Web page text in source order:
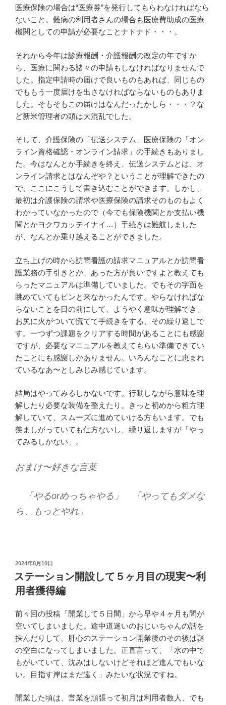
医療保険の場合は“医療券”を発行してもらわなければなら
ないこと。難病の利用者さんの場合も医療費助成の医療
機関としての申請が必要なことナドナド・・・。
それから今年は診療報酬・介護報酬の改定の年ですか
ら、医療に関わる諸々の申請もしなければなりませんで
した。指定申請時の届けで良いものもあれば、同じもの
でももう一度届けを出さなければならないものもありま
した。そもそもこの届けはなんだったかしら・・・？な
ど新米管理者の頭は大混乱でした。
そして、介護保険の「伝送システム」医療保険の「オン
ライン資格確認・オンライン請求」の手続きもありまし
た。今はなんとか手続きを終え、伝送システムとは、オ
ンライン請求とはなんぞや？ということが理解できたの
で、ここにこうして書き込むことができます。しかし、
最初は介護保険の請求や医療保険の請求そのものもよく
わかっていなかったので（今でも保険機関とか支払い機
関とかヨクワカッテイナイ…）手続きは難航しました
が、なんとか乗り越えることができました。
立ち上げの時から訪問看護の請求マニュアルとか訪問看
護業務の手引きとか、あった方が良いですよと教えても
らったマニュアルは準備していました。でもその字面を
眺めていてもピンと来なかったんです。やらなければな
らないことを目の前にして、ようやく意味が理解でき、
お尻に火がついて慌てて手続きをする、その繰り返しで
す。一つずつ課題をクリアする時間があることにも感謝
ですが、必要なマニュアルを教えてもらい準備できてい
たことにも感謝しかありません。いろんなことに恵まれ
ているなあ〜としみじみ感じています。
結局はやってみるしかないです。行動しながら意味を理
解したり必要な装備を整えたり。きっと初めから粗方理
解していて、スムーズに進めていける方もいます。でも
羨ましがっていても仕方ないし、繰り返しますが「やっ
てみるしかない」。
おまけ〜好きな言葉
「やるorめっちゃやる」 「やってもダメな
ら、もっとやれ」
投
稿
日:
2024年8月10日
ステーション開設して５ヶ月目の現実〜利
用者獲得編
前々回の投稿「開業して５日間」から早や４ヶ月も間が
空いてしまいました。途中道迷いのおじいちゃんの話を
挟んだりして、肝心のステーション開業後のその後は謎
の空白になってしまいました。正直言って、「水の中で
もがいていて、沈みはしないけどそれほど進んでもいな
い。目指す岸はまだ遠く」みたいな状況ですね。
開業した頃は、営業を頑張って初月は利用者数人、でも